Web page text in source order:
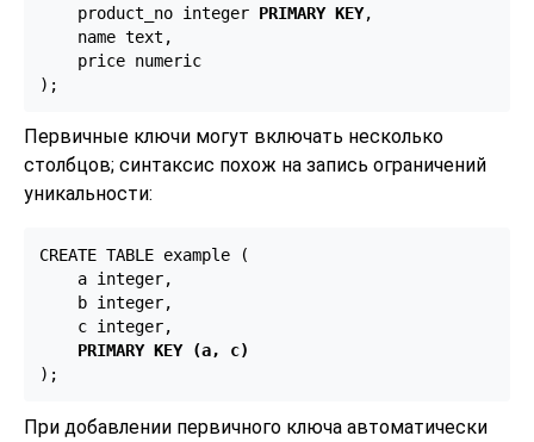
    product_no integer
PRIMARY KEY,
    name text,
    price numeric
);
Первичные ключи могут включать несколько
столбцов; синтаксис похож на запись ограничений
уникальности:
CREATE TABLE example (
    a integer,
    b integer,
    c integer,
PRIMARY KEY (a, c)
);
При добавлении первичного ключа автоматически